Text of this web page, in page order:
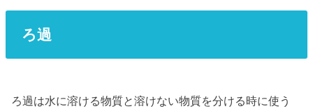
ろ過
ろ過は水に溶ける物質と溶けない物質を分ける時に使う